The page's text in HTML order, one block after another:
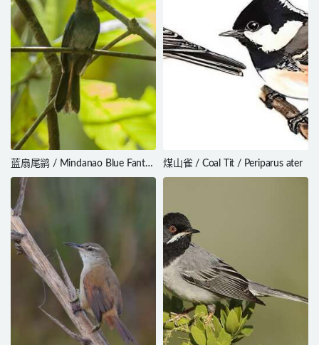
蓝扇尾鹟 / Mindanao Blue Fantail
/ Rhipidura superciliaris
煤山雀 / Coal Tit / Periparus ater